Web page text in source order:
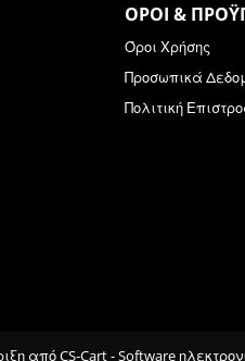
ΌΡΟΙ &
Όροι Χρήσης
Προσωπικά
Πολιτική
απόCS-Cart - Software